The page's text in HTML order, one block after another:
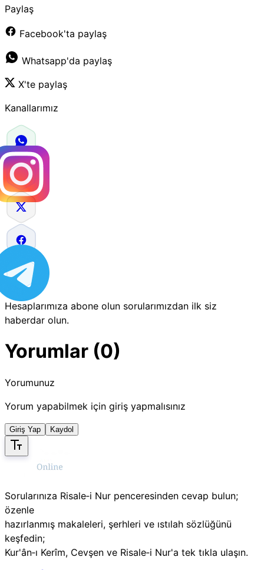
Paylaş
Facebook'ta paylaş
Whatsapp'da paylaş
X'te paylaş
Kanallarımız
Hesaplarımıza abone olun sorularımızdan ilk siz
haberdar olun.
Yorumlar (0)
Yorumunuz
Yorum yapabilmek için giriş yapmalısınız
Giriş Yap Kaydol
Sorularınıza Risale‑i Nur penceresinden cevap bulun;
özenle
hazırlanmış makaleleri, şerhleri ve ıstılah sözlüğünü
keşfedin;
Kur'ân‑ı Kerîm, Cevşen ve Risale‑i Nur'a tek tıkla ulaşın.